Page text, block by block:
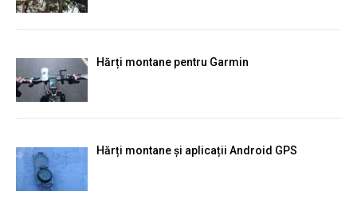
Hărți montane pentru Garmin
Hărți montane și aplicații Android GPS